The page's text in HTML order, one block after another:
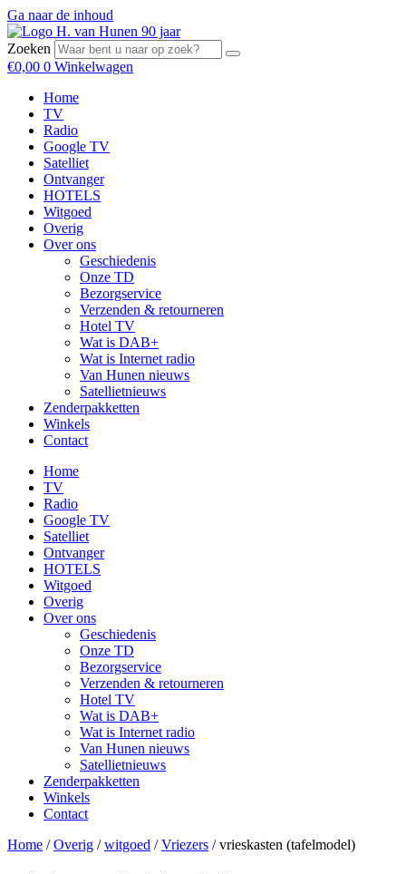
Ga naar de inhoud
Zoeken
€0,00 0 Winkelwagen
Home
TV
Radio
Google TV
Satelliet
Ontvanger
HOTELS
Witgoed
Overig
Over ons
Geschiedenis
Onze TD
Bezorgservice
Verzenden & retourneren
Hotel TV
Wat is DAB+
Wat is Internet radio
Van Hunen nieuws
Satellietnieuws
Zenderpakketten
Winkels
Contact
Home
TV
Radio
Google TV
Satelliet
Ontvanger
HOTELS
Witgoed
Overig
Over ons
Geschiedenis
Onze TD
Bezorgservice
Verzenden & retourneren
Hotel TV
Wat is DAB+
Wat is Internet radio
Van Hunen nieuws
Satellietnieuws
Zenderpakketten
Winkels
Contact
Home /Overig /witgoed /Vriezers / vrieskasten (tafelmodel)